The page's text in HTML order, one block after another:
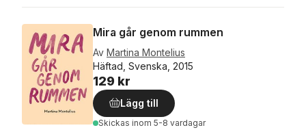
Mira går genom rummen
Av Martina Montelius
Häftad, Svenska, 2015
129 kr
Lägg till
Skickas inom 5-8 vardagar